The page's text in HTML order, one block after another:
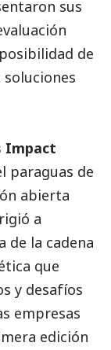
sus
de
Impact
paraguas de
abierta
a
de la cadena
que
y desafíos
empresas
edición